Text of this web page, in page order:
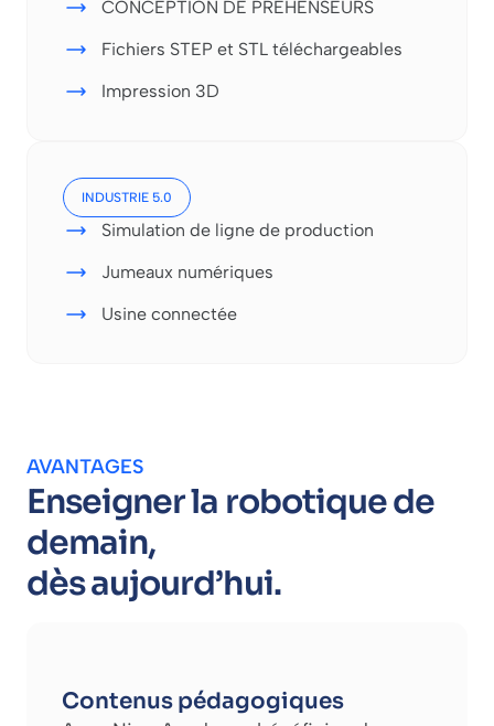
CONCEPTION DE PREHENSEURS
Fichiers STEP et STL téléchargeables
Impression 3D
INDUSTRIE 5.0
Simulation de ligne de production
Jumeaux numériques
Usine connectée
AVANTAGES
Enseigner la robotique de
demain,
dès aujourd’hui.
Contenus pédagogiques